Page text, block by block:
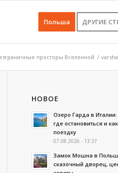
Польша ДРУГИЕ
просторы Вселенной /
НОВОЕ
Озеро Гарда в Италии:
где остановиться и
поездку
07.08.2026 - 13:37
Замок Мошна в
сказочный дворец,